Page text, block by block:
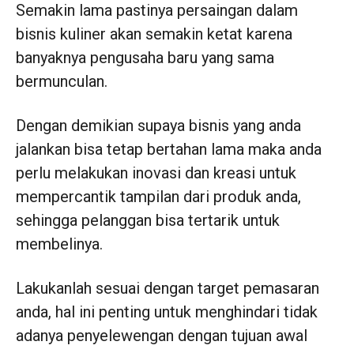
Semakin lama pastinya persaingan dalam
bisnis kuliner akan semakin ketat karena
banyaknya pengusaha baru yang sama
bermunculan.
Dengan demikian supaya bisnis yang anda
jalankan bisa tetap bertahan lama maka anda
perlu melakukan inovasi dan kreasi untuk
mempercantik tampilan dari produk anda,
sehingga pelanggan bisa tertarik untuk
membelinya.
Lakukanlah sesuai dengan target pemasaran
anda, hal ini penting untuk menghindari tidak
adanya penyelewengan dengan tujuan awal